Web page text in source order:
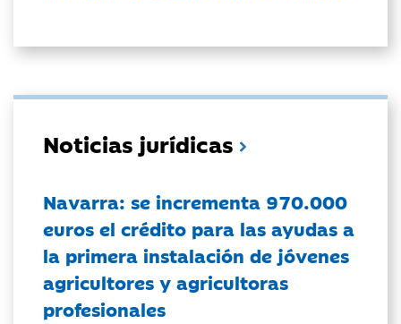
Noticias jurídicas
Navarra: se incrementa 970.000
euros el crédito para las ayudas a
la primera instalación de jóvenes
agricultores y agricultoras
profesionales